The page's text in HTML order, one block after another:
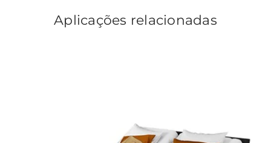
Aplicações relacionadas